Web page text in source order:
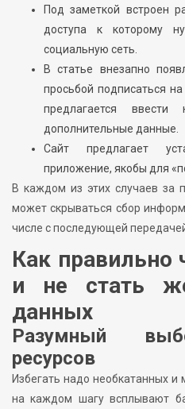
Под заметкой встроен
доступа к которому
социальную сеть.
В статье внезапно
просьбой подписаться
предлагается
дополнительные данные.
Сайт предлагает
приложение, якобы для
В каждом из этих случаев за
может скрываться сбор
числе с последующей
Как правильно
и не стать
данных
Разумный
ресурсов
Избегать надо необкатанных и
на каждом шагу всплывают